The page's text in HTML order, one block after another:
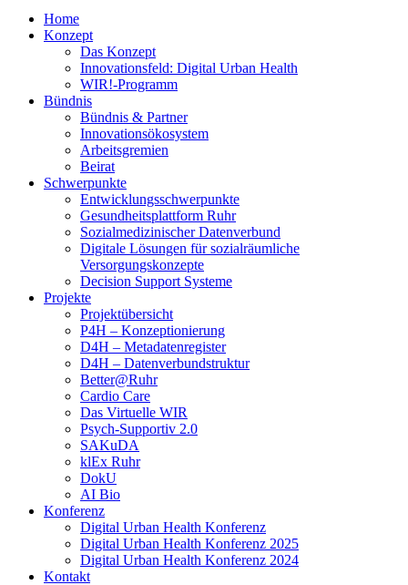
Home
Konzept
Das Konzept
Innovationsfeld: Digital Urban Health
WIR!-Programm
Bündnis
Bündnis & Partner
Innovationsökosystem
Arbeitsgremien
Beirat
Schwerpunkte
Entwicklungsschwerpunkte
Gesundheitsplattform Ruhr
Sozialmedizinischer Datenverbund
Digitale Lösungen für sozialräumliche
Versorgungskonzepte
Decision Support Systeme
Projekte
Projektübersicht
P4H – Konzeptionierung
D4H – Metadatenregister
D4H – Datenverbundstruktur
Better@Ruhr
Cardio Care
Das Virtuelle WIR
Psych-Supportiv 2.0
SAKuDA
klEx Ruhr
DokU
AI Bio
Konferenz
Digital Urban Health Konferenz
Digital Urban Health Konferenz 2025
Digital Urban Health Konferenz 2024
Kontakt